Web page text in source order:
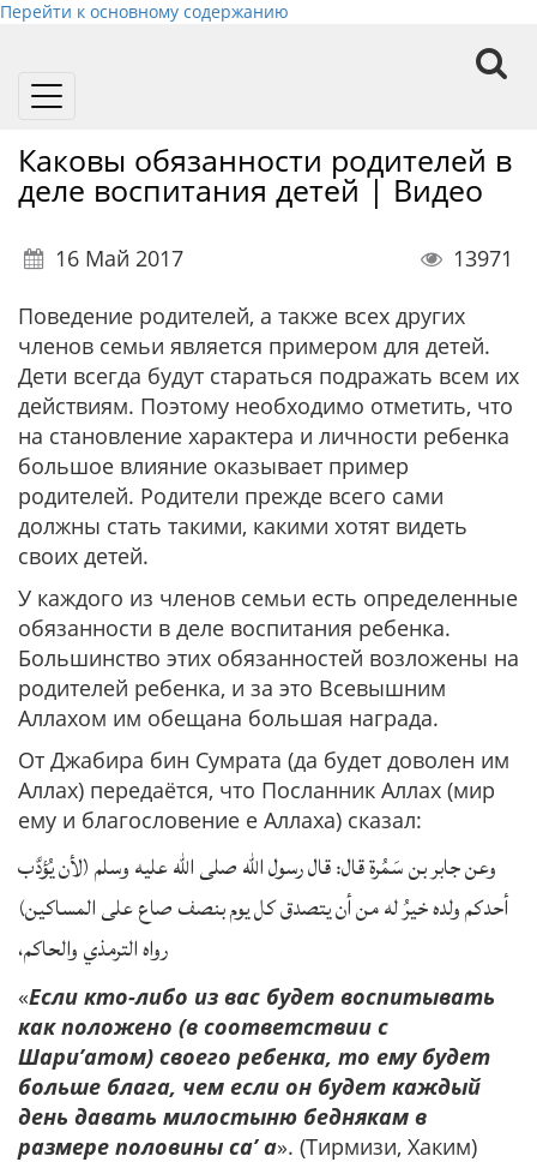
Перейти к основному содержанию
Toggle
Каковы обязанности родителей в
деле воспитания детей | Видео
16 Май 2017
13971
Поведение родителей, а также всех других
членов семьи является примером для детей.
Дети всегда будут стараться подражать всем их
действиям. Поэтому необходимо отметить, что
на становление характера и личности ребенка
большое влияние оказывает пример
родителей. Родители прежде всего сами
должны стать такими, какими хотят видеть
своих детей.
У каждого из членов семьи есть определенные
обязанности в деле воспитания ребенка.
Большинство этих обязанностей возложены на
родителей ребенка, и за это Всевышним
Аллахом им обещана большая награда.
От Джабира бин Сумрата (да будет доволен им
Аллах) передаётся, что Посланник Аллах (мир
ему и благословение е Аллаха) сказал:
وعن جابر بن سَمُرة قال: قال رسول الله صلى الله عليه وسلم (لأن يُؤدَّب
أحدكم ولده خيرُ له من أن يتصدق كل يوم بنصف صاع على المساكين)
رواه الترمذي والحاكم،
«Если кто-либо из вас будет воспитывать
как положено (в соответствии с
Шари’атом) своего ребенка, то ему будет
больше блага, чем если он будет каждый
день давать милостыню беднякам в
размере половины са’ а». (Тирмизи, Хаким)